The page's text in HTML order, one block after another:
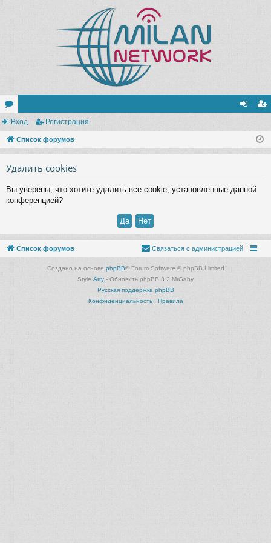
ор
ум ис
Вход Регистрация
Список форумов
Удалить cookies
Вы уверены, что хотите удалить все cookie, установленные данной
конференцией?
Список форумов Связаться с администрацией
Создано на основе phpBB® Forum Software © phpBB Limited
Style Arty - Обновить phpBB 3.2 MrGaby
Русская поддержка phpBB
Конфиденциальность| Правила